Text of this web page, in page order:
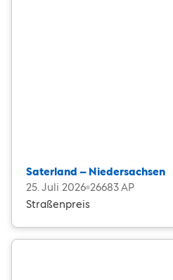
Saterland – Niedersachsen
25. Juli 2026 26683 AP
Straßenpreis